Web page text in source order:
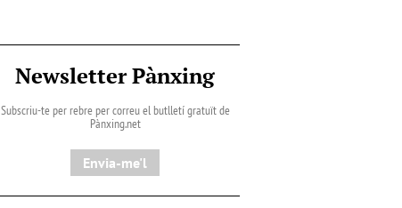
Newsletter Pànxing
Subscriu-te per rebre per correu el butlletí gratuït de
Pànxing.net​
Envia-me'l